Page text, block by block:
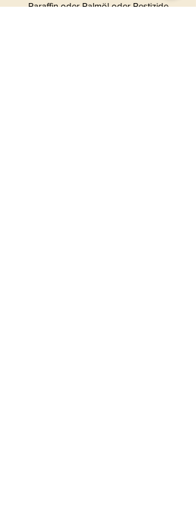
Paraffin oder Palmöl oder Pestizide